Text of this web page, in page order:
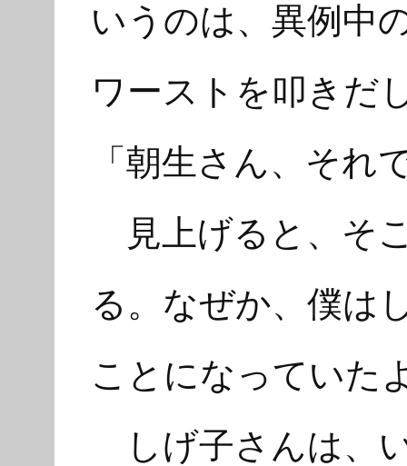
いうのは、異例中
ワーストを叩きだ
「朝生さん、それ
見上げると、そ
る。なぜか、僕は
ことになっていた
しげ子さんは、